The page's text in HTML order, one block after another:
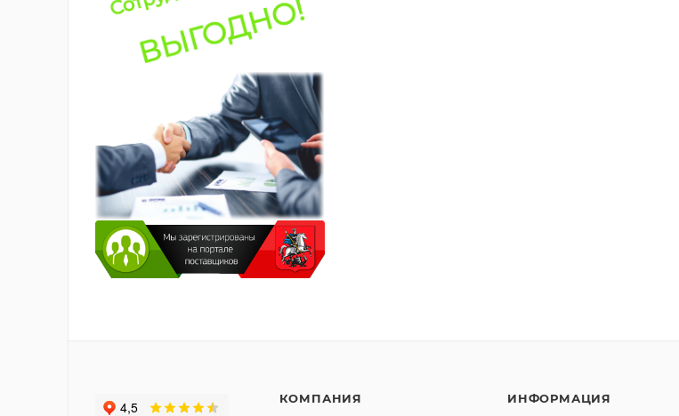
КОМПАНИЯ ИНФОРМАЦИЯ